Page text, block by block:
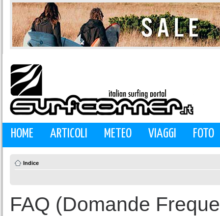
HOME ARTICOLI METEO VIAGGI FOTO
Indice
FAQ (Domande